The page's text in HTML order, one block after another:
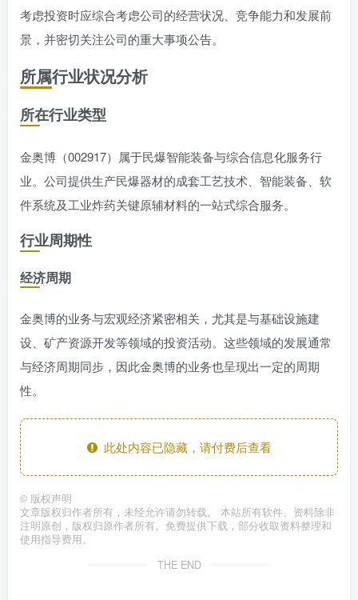
考虑投资时应综合考虑公司的经营状况、竞争能力和发展前
景，并密切关注公司的重大事项公告。
所属行业状况分析
所在行业类型
金奥博（002917）属于民爆智能装备与综合信息化服务行
业。公司提供生产民爆器材的成套工艺技术、智能装备、软
件系统及工业炸药关键原辅材料的一站式综合服务。
行业周期性
经济周期
金奥博的业务与宏观经济紧密相关，尤其是与基础设施建
设、矿产资源开发等领域的投资活动。这些领域的发展通常
与经济周期同步，因此金奥博的业务也呈现出一定的周期
性。
此处内容已隐藏，请付费后查看
© 版权声明
文章版权归作者所有，未经允许请勿转载。 本站所有软件、资料除非
注明原创，版权归原作者所有。免费提供下载，部分收取资料整理和
使用指导费用。
THE END